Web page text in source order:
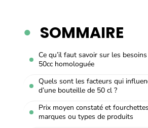
SOMMAIRE
Ce qu’il faut savoir sur les
50cc homologuée
Quels sont les facteurs qui
d’une bouteille de 50 cl ?
Prix moyen constaté et
marques ou types de produits